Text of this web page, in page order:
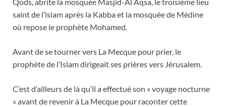
saint de l’islam après la Kabba et la mosquée de Médine
où repose le prophète Mohamed.
Avant de se tourner vers La Mecque pour prier, le
prophète de l’Islam dirigeait ses prières vers Jérusalem.
C’est d’ailleurs de là qu’il a effectué son « voyage nocturne
» avant de revenir à La Mecque pour raconter cette